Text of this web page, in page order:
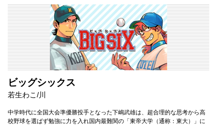
ビッグシックス
若生わこ /川
中学時代に全国大会準優勝投手となった下嶋武雄は、超合理的な思考から高
校野球を選ばず勉強に力を入れ国内最難関の「東帝大学（通称：東大）」に